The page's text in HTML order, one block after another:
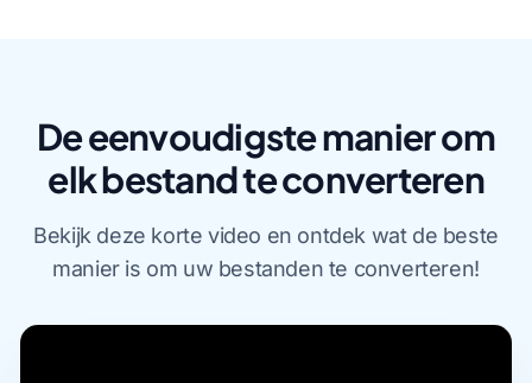
De eenvoudigste manier om
elk bestand te converteren
Bekijk deze korte video en ontdek wat de beste
manier is om uw bestanden te converteren!